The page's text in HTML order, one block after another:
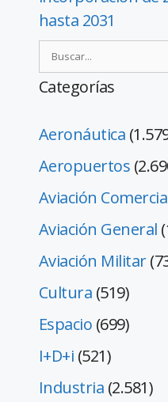
hasta 2031
Categorías
Aeronáutica
Aeropuertos
Aviación
Aviación General
Aviación Militar
Cultura (519)
Espacio (699)
I+D+i (521)
Industria (2.581)